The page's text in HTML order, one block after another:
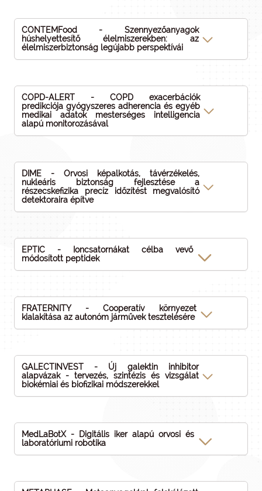
CONTEMFood - Szennyezőanyagok
húshelyettesítő élelmiszerekben: az
élelmiszerbiztonság legújabb perspektívái
COPD-ALERT - COPD exacerbációk
predikciója gyógyszeres adherencia és egyéb
medikai adatok mesterséges intelligencia
alapú monitorozásával
DIME - Orvosi képalkotás, távérzékelés,
nukleáris biztonság fejlesztése a
részecskefizika precíz időzítést megvalósító
detektoraira építve
EPTIC - Ioncsatornákat célba vevő
módosított peptidek
FRATERNITY - Cooperatív környezet
kialakítása az autonóm járművek tesztelésére
GALECTINVEST - Új galektin inhibitor
alapvázak - tervezés, szintézis és vizsgálat
biokémiai és biofizikai módszerekkel
MedLaBotX - Digitális iker alapú orvosi és
laboratóriumi robotika